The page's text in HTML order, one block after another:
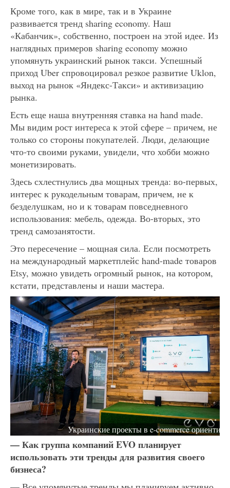
Кроме того, как в мире, так и в Украине
развивается тренд sharing economy. Наш
«Кабанчик», собственно, построен на этой идее. Из
наглядных примеров sharing economy можно
упомянуть украинский рынок такси. Успешный
приход Uber спровоцировал резкое развитие Uklon,
выход на рынок «Яндекс-Такси» и активизацию
рынка.
Есть еще наша внутренняя ставка на hand made.
Мы видим рост интереса к этой сфере – причем, не
только со стороны покупателей. Люди, делающие
что-то своими руками, увидели, что хобби можно
монетизировать.
Здесь схлестнулись два мощных тренда: во-первых,
интерес к рукодельным товарам, причем, не к
безделушкам, но и к товарам повседневного
использования: мебель, одежда. Во-вторых, это
тренд самозанятости.
Это пересечение – мощная сила. Если посмотреть
на международный маркетплейс hand-made товаров
Etsy, можно увидеть огромный рынок, на котором,
кстати, представлены и наши мастера.
Украинские проекты в e-commerce
— Как группа компаний EVO планирует
использовать эти тренды для развития своего
бизнеса?